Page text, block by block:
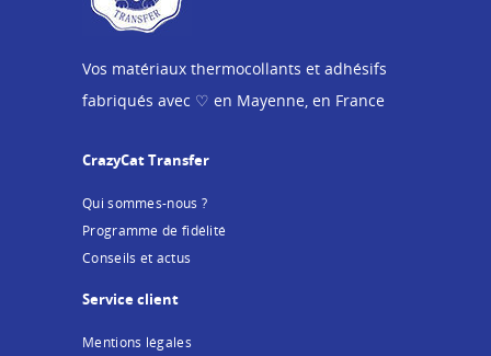
Vos matériaux thermocollants et adhésifs
fabriqués avec ♡ en Mayenne, en France
CrazyCat Transfer
Qui sommes-nous ?
Programme de fidélité
Conseils et actus
Service client
Mentions légales